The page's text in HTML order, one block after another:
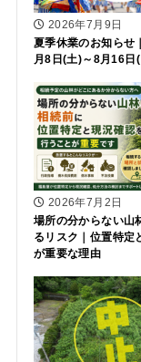
2026年7月9日
夏季休業のお知らせ
月8日(土)～8月16日
2026年7月2日
場所の分からない山
るリスク｜位置特定
が重要な理由